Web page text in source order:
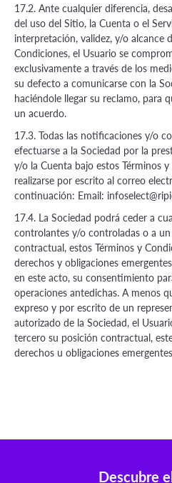
17.2. Ante cualquier diferencia,
del uso del Sitio, la Cuenta o el
interpretación, validez, y/o alcance
Condiciones, el Usuario se
exclusivamente a través de los
su defecto a comunicarse con la
haciéndole llegar su reclamo, para
un acuerdo.
17.3. Todas las notificaciones y/o
efectuarse a la Sociedad por la
y/o la Cuenta bajo estos Términos
realizarse por escrito al correo
continuación: Email:
17.4. La Sociedad podrá ceder a
controlantes y/o controladas o a
contractual, estos Términos y
derechos y obligaciones
en este acto, su consentimiento
operaciones antedichas. A menos
expreso y por escrito de un
autorizado de la Sociedad, el
tercero su posición contractual,
derechos u obligaciones
Descubre